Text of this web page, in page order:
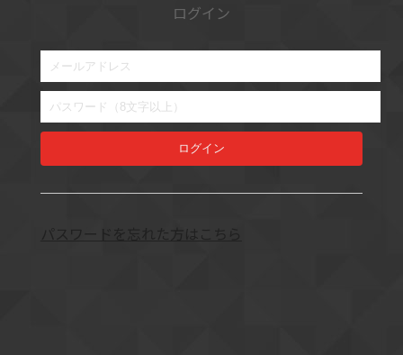
ログイン
ログイン
パスワードを忘れた方はこちら